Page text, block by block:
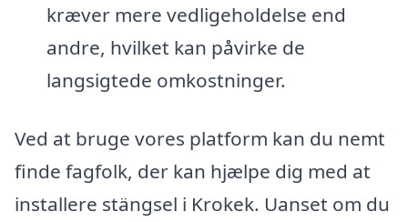
kræver mere vedligeholdelse end
andre, hvilket kan påvirke de
langsigtede omkostninger.
Ved at bruge vores platform kan du nemt
finde fagfolk, der kan hjælpe dig med at
installere stängsel i Krokek. Uanset om du